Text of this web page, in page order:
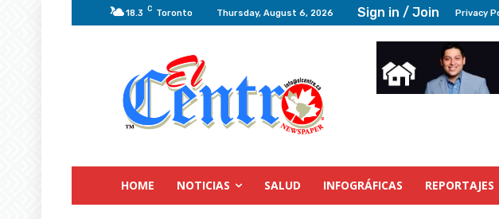
18.3 C Toronto Thursday, August 6, 2026 Sign in / Join Privacy
HOME NOTICIAS SALUD INFOGRÁFICAS REPORTAJES